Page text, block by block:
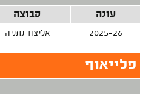
עונה
קבוצה
2025-26 אליצור נתניה
פלייאוף